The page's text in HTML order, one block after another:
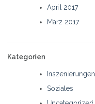
April 2017
März 2017
Kategorien
Inszenierungen
Soziales